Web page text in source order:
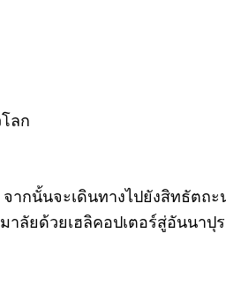
ลก
กนั้นจะเดินทางไปยังสิทธัตถ
ลัยด้วยเฮลิคอปเตอร์สู่อันนา